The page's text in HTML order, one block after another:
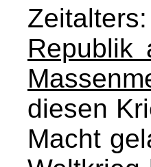
Republik
diesen
Macht